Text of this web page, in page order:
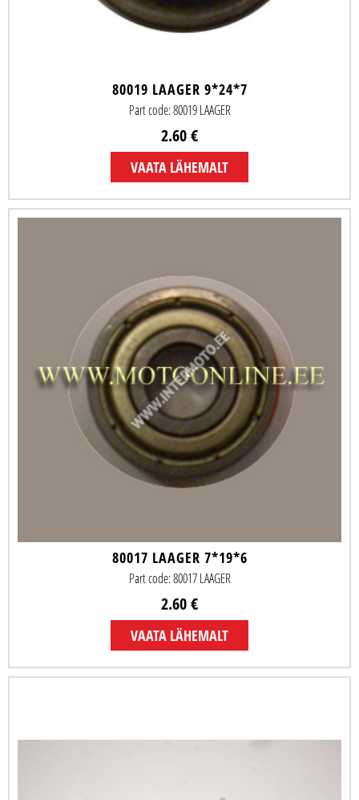
80019 LAAGER 9*24*7
Part code: 80019 LAAGER
2.60 €
VAATA LÄHEMALT
80017 LAAGER 7*19*6
Part code: 80017 LAAGER
2.60 €
VAATA LÄHEMALT